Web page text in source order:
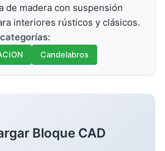
de madera con suspensión
interiores rústicos y clásicos.
categorías:
Candelabros
Bloque CAD